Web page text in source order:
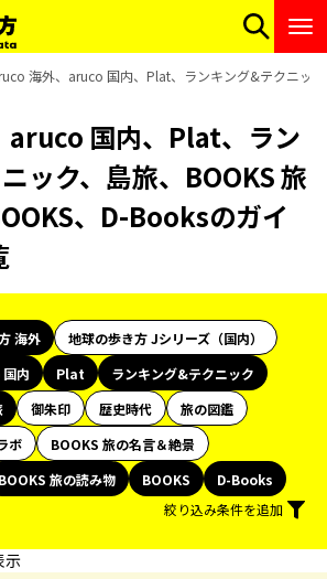
海外、aruco 国内、Plat、ランキング&テクニッ
aruco 国内、Plat、ラン
ック、島旅、BOOKS 旅
、D-Booksのガイ
海外
地球の歩き方 Jシリーズ（国内）
内 Plat
ランキング&テクニック
御朱印 歴史時代
旅の図鑑
ボ
BOOKS 旅の名言＆絶景
BOOKS 旅の読み物 BOOKS
D-Books
絞り込み条件を追加
示